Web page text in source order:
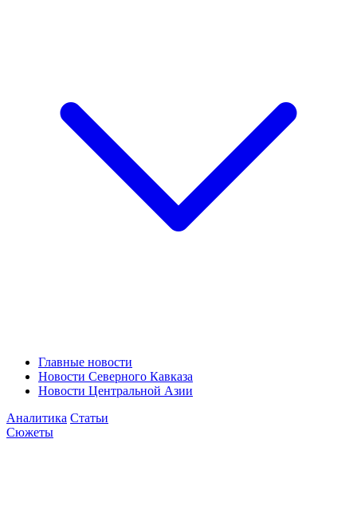
Главные новости
Новости Северного Кавказа
Новости Центральной Азии
Аналитика Статьи
Сюжеты